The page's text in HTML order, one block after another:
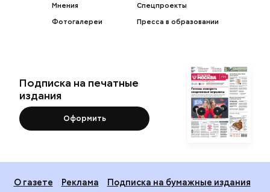
Мнения
Фотогалереи
Спецпроекты
Пресса в образовании
Подписка на печатные
издания
Оформить
О газете Реклама
Подписка на бумажные издания